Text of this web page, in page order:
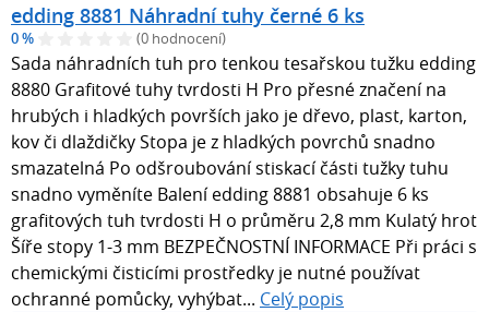
edding 8881 Náhradní tuhy černé 6 ks
0 % (0 hodnocení)
Sada náhradních tuh pro tenkou tesařskou tužku edding
8880 Grafitové tuhy tvrdosti H Pro přesné značení na
hrubých i hladkých površích jako je dřevo, plast, karton,
kov či dlaždičky Stopa je z hladkých povrchů snadno
smazatelná Po odšroubování stiskací části tužky tuhu
snadno vyměníte Balení edding 8881 obsahuje 6 ks
grafitových tuh tvrdosti H o průměru 2,8 mm Kulatý hrot
Šíře stopy 1-3 mm BEZPEČNOSTNÍ INFORMACE Při práci s
chemickými čisticími prostředky je nutné používat
ochranné pomůcky, vyhýbat... Celý popis